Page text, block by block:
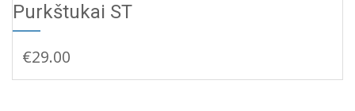
Purkštukai ST
€29.00